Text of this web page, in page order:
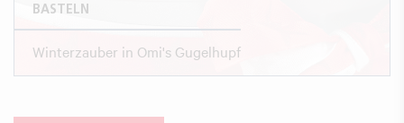
BASTELN
Winterzauber in Omi's Gugelhupf